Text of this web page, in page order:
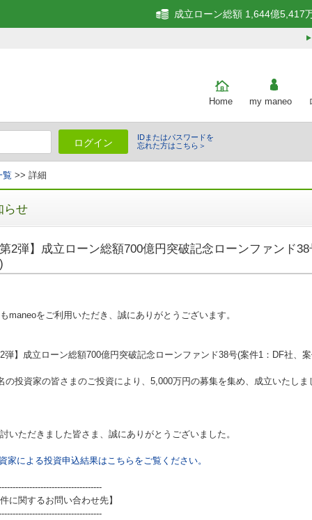
成立ローン総額 1,644億5,417
Home my maneo
ログイン
IDまたはパスワードを
忘れた方はこちら＞
覧 >> 詳細
らせ
第2弾】成立ローン総額700億円突破記念ローンファンド
maneoをご利用いただき、誠にありがとうございます。
2弾】成立ローン総額700億円突破記念ローンファンド38号(案件1：DF社、
の投資家の皆さまのご投資により、5,000万円の募集を集め、成立いたしま
いただきました皆さま、誠にありがとうございました。
家による投資申込結果はこちらをご覧ください。
件に関するお問い合わせ先】